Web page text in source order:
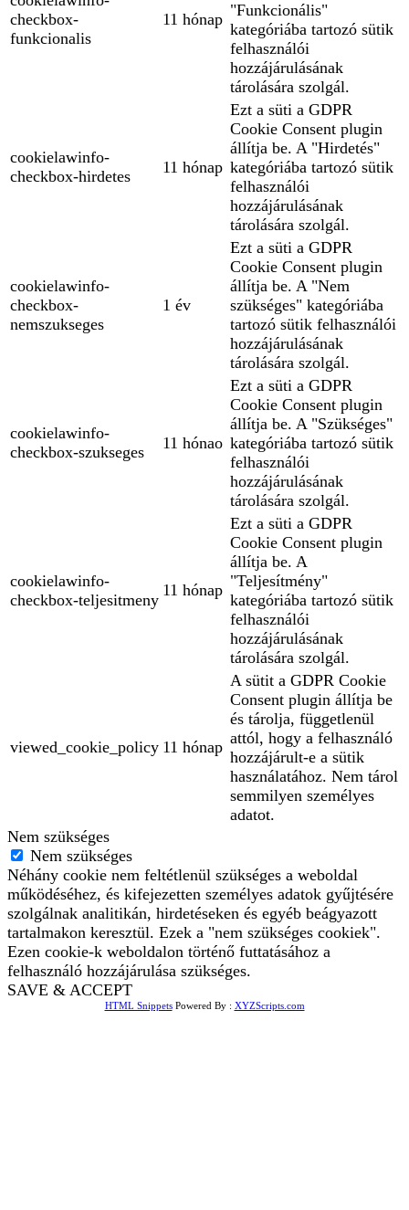
checkbox-
funkcionalis
11 hónap "Funkcionális"
kategóriába tartozó sütik
felhasználói
hozzájárulásának
tárolására szolgál.
cookielawinfo-
checkbox-hirdetes
11 hónap
Ezt a süti a GDPR
Cookie Consent plugin
állítja be. A "Hirdetés"
kategóriába tartozó sütik
felhasználói
hozzájárulásának
tárolására szolgál.
cookielawinfo-
checkbox-
nemszukseges
1 év
Ezt a süti a GDPR
Cookie Consent plugin
állítja be. A "Nem
szükséges" kategóriába
tartozó sütik felhasználói
hozzájárulásának
tárolására szolgál.
cookielawinfo-
checkbox-szukseges
11 hónao
Ezt a süti a GDPR
Cookie Consent plugin
állítja be. A "Szükséges"
kategóriába tartozó sütik
felhasználói
hozzájárulásának
tárolására szolgál.
cookielawinfo-
checkbox-teljesitmeny
11 hónap
Ezt a süti a GDPR
Cookie Consent plugin
állítja be. A
"Teljesítmény"
kategóriába tartozó sütik
felhasználói
hozzájárulásának
tárolására szolgál.
viewed_cookie_policy 11 hónap
A sütit a GDPR Cookie
Consent plugin állítja be
és tárolja, függetlenül
attól, hogy a felhasználó
hozzájárult-e a sütik
használatához. Nem tárol
semmilyen személyes
adatot.
Nem szükséges
Nem szükséges
Néhány cookie nem feltétlenül szükséges a weboldal
működéséhez, és kifejezetten személyes adatok gyűjtésére
szolgálnak analitikán, hirdetéseken és egyéb beágyazott
tartalmakon keresztül. Ezek a "nem szükséges cookiek".
Ezen cookie-k weboldalon történő futtatásához a
felhasználó hozzájárulása szükséges.
SAVE & ACCEPT
HTML SnippetsPowered By : XYZScripts.com